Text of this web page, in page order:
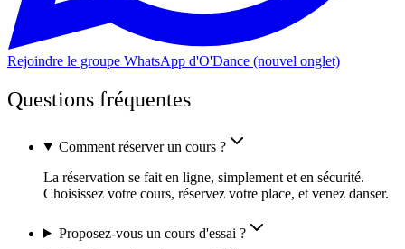
Rejoindre le groupe WhatsApp d'O'Dance (nouvel onglet)
Questions fréquentes
Comment réserver un cours ?
La réservation se fait en ligne, simplement et en sécurité.
Choisissez votre cours, réservez votre place, et venez danser.
Proposez-vous un cours d'essai ?